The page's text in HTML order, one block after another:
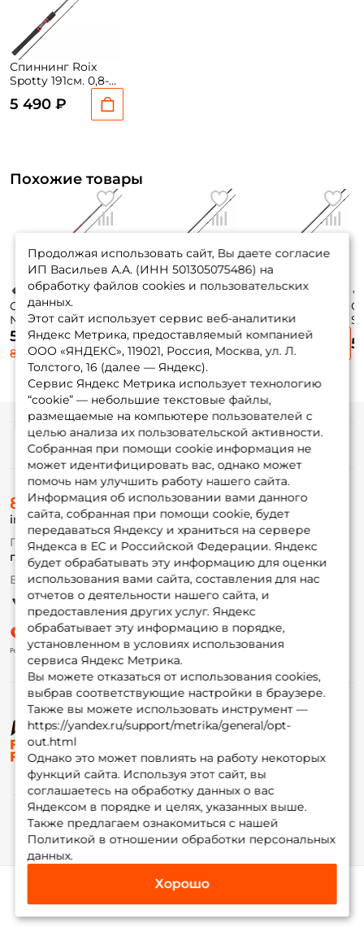
Каталог Избранное Корзина Инфо Мой Fox
Спиннинг Roix
Spotty 191см. 0,8-
5гр. / RSS-632UL на
форель, голавля и
5 490 ₽
Похожие товары
Спиннинг Daiwa
Ninja Z TS 198см. 5-
25гр. 92гр.
moderate fast / TS
662MLFS
5 400 ₽
8 995 ₽
Tezza 201см. 1-6гр.
70гр. moderate fast
/ TZS-672UL
7 290 ₽
Tezza 201см. 0,8-
4,5гр. 70гр.
moderate fast /
TZS-662SUL
7 250 ₽ 5
Продолжая использовать сайт, Вы даете согласие
ИП Васильев А.А. (ИНН 501305075486) на
обработку файлов cookies и пользовательских
данных.
Этот сайт использует сервис веб-аналитики
Яндекс Метрика, предоставляемый компанией
ООО «ЯНДЕКС», 119021, Россия, Москва, ул. Л.
Толстого, 16 (далее — Яндекс).
Сервис Яндекс Метрика использует технологию
“cookie” — небольшие текстовые файлы,
размещаемые на компьютере пользователей с
целью анализа их пользовательской активности.
Собранная при помощи cookie информация не
может идентифицировать вас, однако может
помочь нам улучшить работу нашего сайта.
Информация об использовании вами данного
сайта, собранная при помощи cookie, будет
передаваться Яндексу и храниться на сервере
Яндекса в ЕС и Российской Федерации. Яндекс
будет обрабатывать эту информацию для оценки
использования вами сайта, составления для нас
отчетов о деятельности нашего сайта, и
предоставления других услуг. Яндекс
обрабатывает эту информацию в порядке,
установленном в условиях использования
сервиса Яндекс Метрика.
Вы можете отказаться от использования cookies,
выбрав соответствующие настройки в браузере.
Также вы можете использовать инструмент —
https://yandex.ru/support/metrika/general/opt-
out.html
Однако это может повлиять на работу некоторых
функций сайта. Используя этот сайт, вы
соглашаетесь на обработку данных о вас
Яндексом в порядке и целях, указанных выше.
Также предлагаем ознакомиться с нашей
Политикой в отношении обработки персональных
данных.
Хорошо
© ФоксФишинг, 2009-2026
Информация
О магазине
Доставка
Оплата
Fox-bonus
Гуру
Партнерская программа
8 (495) 532-77-88
info@foxfishing.ru
По вопросам с заказом
г. Москва, ул. Плеханова д.7
Ежедневно 10:00 до 20:00